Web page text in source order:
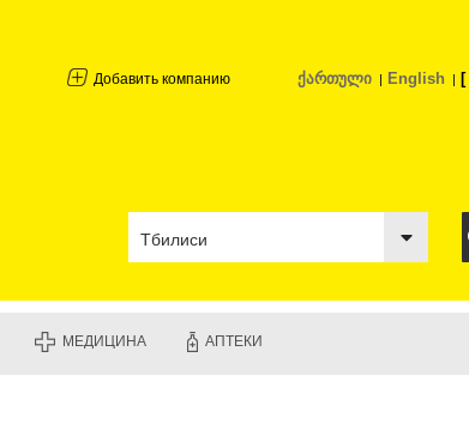
Добавить компанию ქართული English
АДЖАРИЯ
ЧАКВИ
ЛАНЧХУТИ
ЧОХАТАУРИ
МЕДИЦИНА АПТЕКИ